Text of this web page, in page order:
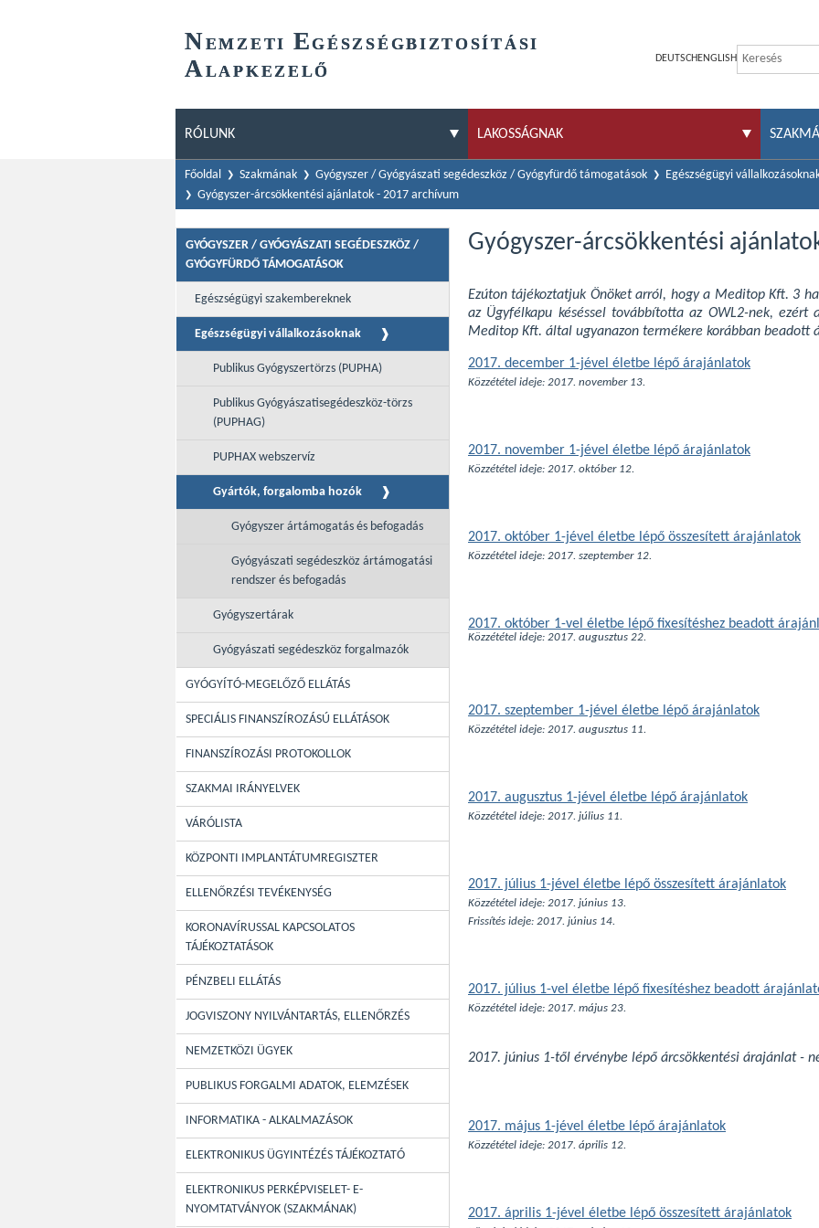
NEMZETI EGÉSZSÉGBIZTOSÍTÁSI
ALAPKEZELŐ
DEUTSCH ENGLISH
RÓLUNK LAKOSSÁGNAK
Főoldal Szakmának Gyógyszer / Gyógyászati segédeszköz / Gyógyfürdő támogatások Egészségügyi
Gyógyszer-árcsökkentési ajánlatok - 2017 archívum
GYÓGYSZER / GYÓGYÁSZATI SEGÉDESZKÖZ /
GYÓGYFÜRDŐ TÁMOGATÁSOK
Egészségügyi szakembereknek
Egészségügyi vállalkozásoknak
Publikus Gyógyszertörzs (PUPHA)
Publikus Gyógyászatisegédeszköz-törzs
(PUPHAG)
PUPHAX webszervíz
Gyártók, forgalomba hozók
Gyógyszer ártámogatás és befogadás
Gyógyászati segédeszköz ártámogatási
rendszer és befogadás
Gyógyszertárak
Gyógyászati segédeszköz forgalmazók
GYÓGYÍTÓ-MEGELŐZŐ ELLÁTÁS
SPECIÁLIS FINANSZÍROZÁSÚ ELLÁTÁSOK
FINANSZÍROZÁSI PROTOKOLLOK
SZAKMAI IRÁNYELVEK
VÁRÓLISTA
KÖZPONTI IMPLANTÁTUMREGISZTER
ELLENŐRZÉSI TEVÉKENYSÉG
KORONAVÍRUSSAL KAPCSOLATOS
TÁJÉKOZTATÁSOK
PÉNZBELI ELLÁTÁS
JOGVISZONY NYILVÁNTARTÁS, ELLENŐRZÉS
NEMZETKÖZI ÜGYEK
PUBLIKUS FORGALMI ADATOK, ELEMZÉSEK
INFORMATIKA - ALKALMAZÁSOK
ELEKTRONIKUS ÜGYINTÉZÉS TÁJÉKOZTATÓ
ELEKTRONIKUS PERKÉPVISELET- E-
NYOMTATVÁNYOK (SZAKMÁNAK)
Gyógyszer-árcsökkentési
Ezúton tájékoztatjuk Önöket arról, hogy a Meditop Kft. 3
az Ügyfélkapu késéssel továbbította az OWL2-nek,
Meditop Kft. által ugyanazon termékere korábban beadott
2017. december 1-jével életbe lépő árajánlatok
Közzététel ideje: 2017. november 13.
2017. november 1-jével életbe lépő árajánlatok
Közzététel ideje: 2017. október 12.
2017. október 1-jével életbe lépő összesített árajánlatok
Közzététel ideje: 2017. szeptember 12.
2017. október 1-vel életbe lépő fixesítéshez beadott
Közzététel ideje: 2017. augusztus 22.
2017. szeptember 1-jével életbe lépő árajánlatok
Közzététel ideje: 2017. augusztus 11.
2017. augusztus 1-jével életbe lépő árajánlatok
Közzététel ideje: 2017. július 11.
2017. július 1-jével életbe lépő összesített árajánlatok
Közzététel ideje: 2017. június 13.
Frissítés ideje: 2017. június 14.
2017. július 1-vel életbe lépő fixesítéshez beadott
Közzététel ideje: 2017. május 23.
2017. június 1-től érvénybe lépő árcsökkentési árajánlat -
2017. május 1-jével életbe lépő árajánlatok
Közzététel ideje: 2017. április 12.
2017. április 1-jével életbe lépő összesített árajánlatok